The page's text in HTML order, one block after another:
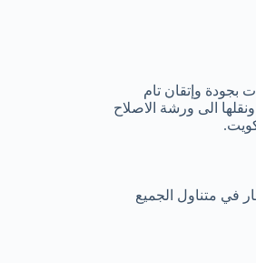
بجودة وإتقان تام
الى ورشة الاصلاح
في متناول الجميع